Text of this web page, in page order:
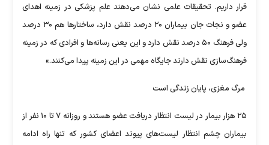
قرار داریم. تحقیقات علمی نشان می‌دهند علم پزشکی در زمینه اهدای
عضو و نجات جان بیماران ۲۰ درصد نقش دارد، ساختارها هم ۳۰ درصد
ولی فرهنگ ۵۰ درصد نقش دارد و این یعنی رسانه‌ها و افرادی که در زمینه
فرهنگ‌سازی نقش دارند جایگاه مهمی در این زمینه پیدا می‌کنند.»
مرگ مغزی، پایان زندگی است
۲۵ هزار بیمار در لیست انتظار دریافت عضو هستند و روزانه ۷ تا ۱۰ نفر از
بیماران چشم انتظار لیست‌های پیوند اعضای کشور که تنها راه ادامه‌